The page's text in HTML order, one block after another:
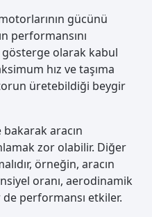
gücünü
performansını
olarak kabul
hız ve taşıma
üretebildiği beygir
aracın
zor olabilir. Diğer
örneğin, aracın
oranı, aerodinamik
performansı etkiler.